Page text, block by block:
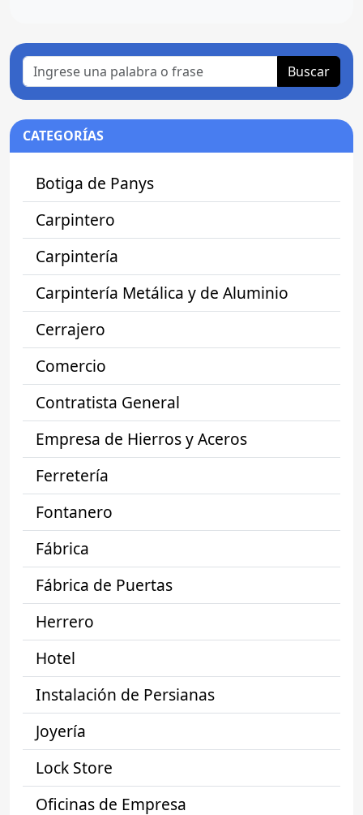
Buscar
CATEGORÍAS
Botiga de Panys
Carpintero
Carpintería
Carpintería Metálica y de Aluminio
Cerrajero
Comercio
Contratista General
Empresa de Hierros y Aceros
Ferretería
Fontanero
Fábrica
Fábrica de Puertas
Herrero
Hotel
Instalación de Persianas
Joyería
Lock Store
Oficinas de Empresa